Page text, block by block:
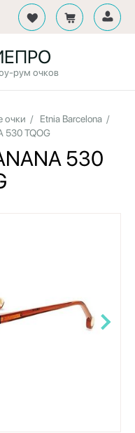
рум очков
очки / Etnia Barcelona /
530 TQOG
530